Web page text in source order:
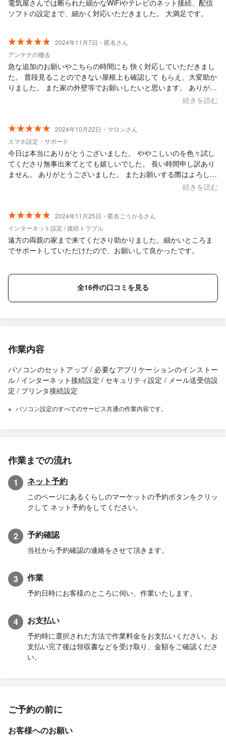
電気屋さんでは断られた細かなWiFiやテレビのネット接続、配信
ソフトの設定まで、細かく対応いただきました。 大満足です。
2024年11月7日・匿名さん
アンテナの撤去
急な追加のお願いやこちらの時間にも 快く対応していただきまし
た。 普段見ることのできない屋根上も確認して もらえ、大変助か
りました。 また家の外壁等でお願いしたいと思います。 ありがと
続きを読む
2024年10月22日・マロンさん
スマホ設定・サポート
今日は本当にありがとうございました。 ややこしいのを色々試し
てくださり無事出来てとても嬉しいでした。 長い時間申し訳あり
ません。 ありがとうございました。 またお願いする際はよろしく
続きを読む
2024年11月25日・匿名ごうかるさん
インターネット設定 / 接続トラブル
遠方の両親の家まで来てくださり助かりました。細かいところま
でサポートしていただけたので、お願いして良かったです。
全16件の口コミを見る
作業内容
パソコンのセットアップ / 必要なアプリケーションのインストー
ル / インターネット接続設定 / セキュリティ設定 / メール送受信設
定 / プリンタ接続設定
パソコン設定のすべてのサービス共通の作業内容です。
作業までの流れ
1 ネット予約
このページにあるくらしのマーケットの予約ボタンをクリッ
クして ネット予約をしてください。
2 予約確認
当社から予約確認の連絡をさせて頂きます。
3 作業
予約日時にお客様のところに伺い、作業いたします。
4 お支払い
予約時に選択された方法で作業料金をお支払いください。お
支払い完了後は領収書などを受け取り、金額をご確認くださ
い。
ご予約の前に
お客様へのお願い